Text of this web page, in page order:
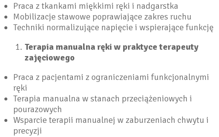
Praca z tkankami miękkimi ręki i nadgarstka
Mobilizacje stawowe poprawiające zakres ruchu
Techniki normalizujące napięcie i wspierające funkcję
Terapia manualna ręki w praktyce terapeuty
zajęciowego
Praca z pacjentami z ograniczeniami funkcjonalnymi
ręki
Terapia manualna w stanach przeciążeniowych i
pourazowych
Wsparcie terapii manualnej w zaburzeniach chwytu i
precyzji